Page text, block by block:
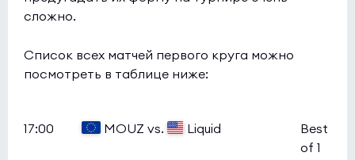
сложно.
Список всех матчей первого круга можно
посмотреть в таблице ниже:
17:00 MOUZ vs. Liquid
Best
of 1